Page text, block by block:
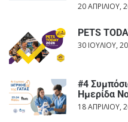
20 ΑΠΡΙΛΊΟΥ,
PETS
30 ΙΟΥΛΊΟΥ,
#4
Ημερίδα
18 ΑΠΡΙΛΊΟΥ,